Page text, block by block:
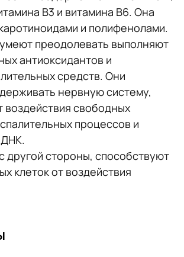
В3 и витамина В6. Она
и полифенолами.
преодолевать выполняют
антиоксидантов и
средств. Они
нервную систему,
воздействия свободных
процессов и
другой стороны, способствуют
клеток от воздействия